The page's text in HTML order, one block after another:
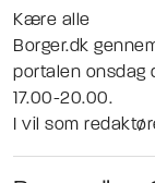
Kære alle
Borger.dk
portalen onsdag
17.00-20.00.
I vil som